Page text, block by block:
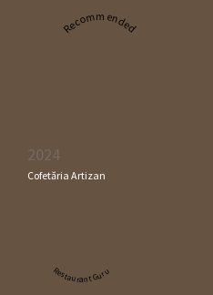
Recommended
2024
Cofetăria Artizan
Restaurant Guru